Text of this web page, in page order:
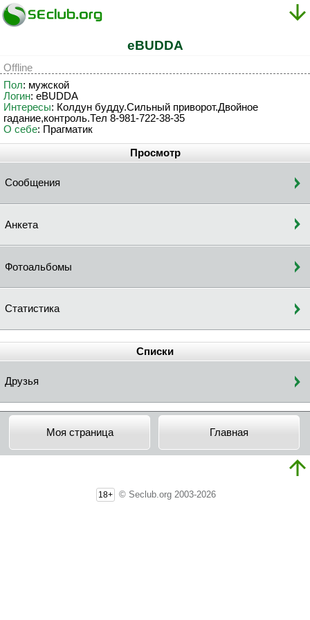
eBUDDA
Offline
Пол: мужской
Логин: eBUDDA
Интересы: Колдун будду.Сильный приворот.Двойное
гадание,контроль.Тел 8-981-722-38-35
О себе: Прагматик
Просмотр
Сообщения
Анкета
Фотоальбомы
Статистика
Списки
Друзья
Моя страница Главная
18+ © Seclub.org 2003-2026